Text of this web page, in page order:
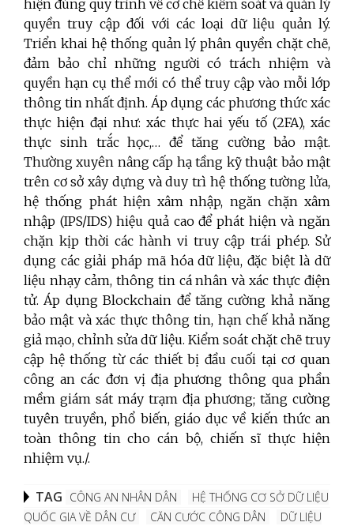
hiện đúng quy trình về cơ chế kiểm soát và quản lý
quyền truy cập đối với các loại dữ liệu quản lý.
Triển khai hệ thống quản lý phân quyền chặt chẽ,
đảm bảo chỉ những người có trách nhiệm và
quyền hạn cụ thể mới có thể truy cập vào mỗi lớp
thông tin nhất định. Áp dụng các phương thức xác
thực hiện đại như: xác thực hai yếu tố (2FA), xác
thực sinh trắc học,… để tăng cường bảo mật.
Thường xuyên nâng cấp hạ tầng kỹ thuật bảo mật
trên cơ sở xây dựng và duy trì hệ thống tường lửa,
hệ thống phát hiện xâm nhập, ngăn chặn xâm
nhập (IPS/IDS) hiệu quả cao để phát hiện và ngăn
chặn kịp thời các hành vi truy cập trái phép. Sử
dụng các giải pháp mã hóa dữ liệu, đặc biệt là dữ
liệu nhạy cảm, thông tin cá nhân và xác thực điện
tử. Áp dụng Blockchain để tăng cường khả năng
bảo mật và xác thực thông tin, hạn chế khả năng
giả mạo, chỉnh sửa dữ liệu. Kiểm soát chặt chẽ truy
cập hệ thống từ các thiết bị đầu cuối tại cơ quan
công an các đơn vị địa phương thông qua phần
mềm giám sát máy trạm địa phương; tăng cường
tuyên truyền, phổ biến, giáo dục về kiến thức an
toàn thông tin cho cán bộ, chiến sĩ thực hiện
nhiệm vụ./.
TAG CÔNG AN NHÂN DÂN
HỆ THỐNG CƠ SỞ DỮ LIỆU
QUỐC GIA VỀ DÂN CƯ
CĂN CƯỚC CÔNG DÂN
DỮ LIỆU